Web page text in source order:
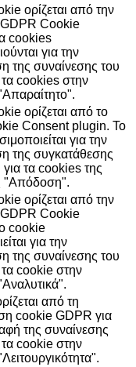
ορίζεται από την
Cookie
cookies
για την
της συναίνεσης του
τα cookies στην
ορίζεται από το
Consent plugin. Το
για την
της συγκατάθεσης
τα cookies της
"Απόδοση".
ορίζεται από την
Cookie
cookie
για την
της συναίνεσης του
cookie στην
από τη
cookie GDPR για
της συναίνεσης
cookie στην